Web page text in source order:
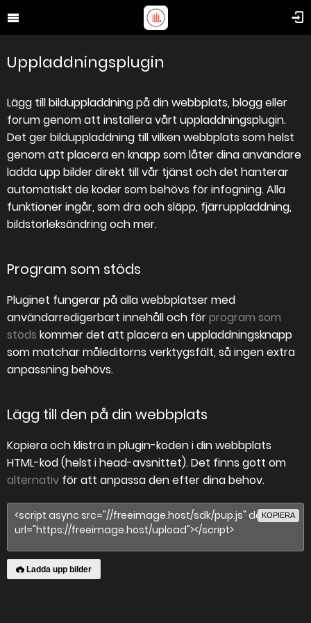
Uppladdningsplugin
Lägg till bilduppladdning på din webbplats, blogg eller
forum genom att installera vårt uppladdningsplugin.
Det ger bilduppladdning till vilken webbplats som helst
genom att placera en knapp som låter dina användare
ladda upp bilder direkt till vår tjänst och det hanterar
automatiskt de koder som behövs för infogning. Alla
funktioner ingår, som dra och släpp, fjärruppladdning,
bildstorleksändring och mer.
Program som stöds
Pluginet fungerar på alla webbplatser med
användarredigerbart innehåll och förprogram som
stöds kommer det att placera en uppladdningsknapp
som matchar måleditorns verktygsfält, så ingen extra
anpassning behövs.
Lägg till den på din webbplats
Kopiera och klistra in plugin-koden i din webbplats
HTML-kod (helst i head-avsnittet). Det finns gott om
alternativ för att anpassa den efter dina behov.
KOPIERA
Ladda upp bilder